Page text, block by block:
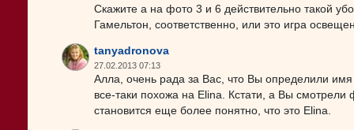
Скажите а на фото 3 и 6 действительно такой
Гамельтон, соответственно, или это игра
tanyadronova
27.02.2013 07:13
Алла, очень рада за Вас, что Вы определили
все-таки похожа на Еlina. Кстати, а Вы смотрели
становится еще более понятно, что это Elina.